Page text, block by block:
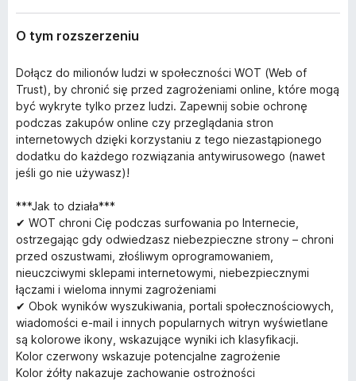
O tym rozszerzeniu
Dołącz do milionów ludzi w społeczności WOT (Web of
Trust), by chronić się przed zagrożeniami online, które mogą
być wykryte tylko przez ludzi. Zapewnij sobie ochronę
podczas zakupów online czy przeglądania stron
internetowych dzięki korzystaniu z tego niezastąpionego
dodatku do każdego rozwiązania antywirusowego (nawet
jeśli go nie używasz)!
***Jak to działa***
✔ WOT chroni Cię podczas surfowania po Internecie,
ostrzegając gdy odwiedzasz niebezpieczne strony – chroni
przed oszustwami, złośliwym oprogramowaniem,
nieuczciwymi sklepami internetowymi, niebezpiecznymi
łączami i wieloma innymi zagrożeniami
✔ Obok wyników wyszukiwania, portali społecznościowych,
wiadomości e-mail i innych popularnych witryn wyświetlane
są kolorowe ikony, wskazujące wyniki ich klasyfikacji.
Kolor czerwony wskazuje potencjalne zagrożenie
Kolor żółty nakazuje zachowanie ostrożności